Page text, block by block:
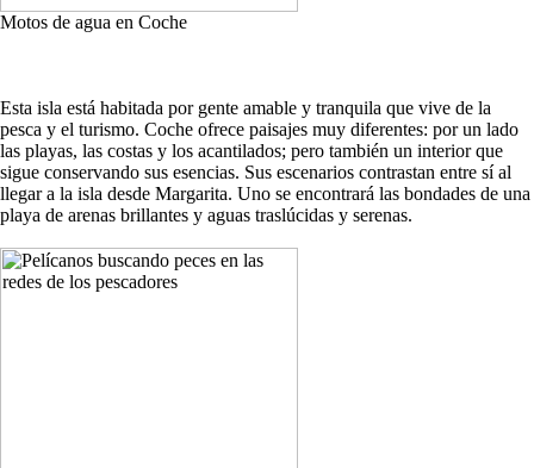
Motos de agua en Coche
Esta isla está habitada por gente amable y tranquila que vive de la
pesca y el turismo. Coche ofrece paisajes muy diferentes: por un lado
las playas, las costas y los acantilados; pero también un interior que
sigue conservando sus esencias. Sus escenarios contrastan entre sí al
llegar a la isla desde Margarita. Uno se encontrará las bondades de una
playa de arenas brillantes y aguas traslúcidas y serenas.